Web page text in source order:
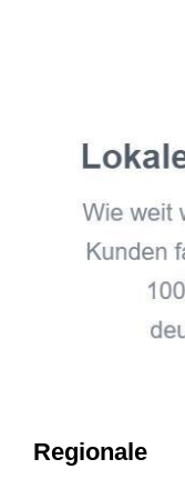
Regionale